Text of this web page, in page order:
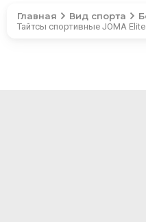
Главная Вид спорта
Тайтсы спортивные JOMA